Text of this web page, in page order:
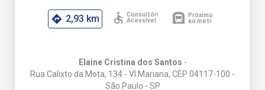
2,93 km
Elaine Cristina dos Santos -
Rua Calixto da Mota, 134 - Vl Mariana, CEP 04117-100 -
São Paulo - SP